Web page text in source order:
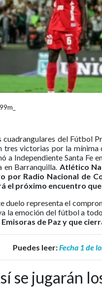
cuadrangulares del Fútbol
tres victorias por la mínima
a Independiente Santa Fe
en Barranquilla. Atlético
por Radio Nacional de
el próximo encuentro
duelo representa el
la emoción del fútbol a
Emisoras de Paz y que
Puedes leer:Fecha 1 de
se jugarán